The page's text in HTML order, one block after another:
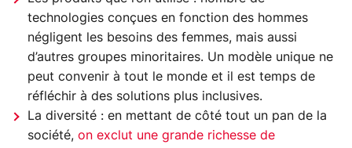
technologies conçues en fonction des hommes
négligent les besoins des femmes, mais aussi
d’autres groupes minoritaires. Un modèle unique ne
peut convenir à tout le monde et il est temps de
réfléchir à des solutions plus inclusives.
La diversité : en mettant de côté tout un pan de la
société, on exclut une grande richesse de